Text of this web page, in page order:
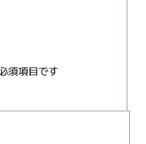
須項目です